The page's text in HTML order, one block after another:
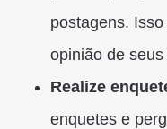
postagens.
opinião de
Realize
enquetes e